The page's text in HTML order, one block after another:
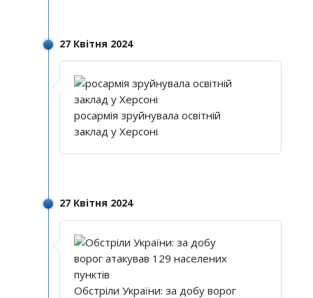
27 Квітня 2024
росармія зруйнувала освітній
заклад у Херсоні
27 Квітня 2024
Обстріли України: за добу ворог